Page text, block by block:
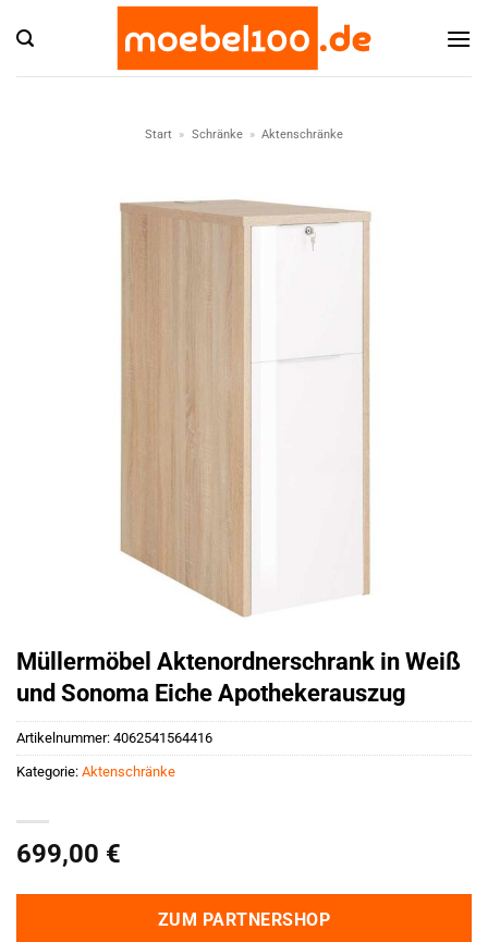
Inhalt
Start » Schränke » Aktenschränke
Müllermöbel Aktenordnerschrank in Weiß
und Sonoma Eiche Apothekerauszug
699,00 €
ZUM PARTNERSHOP
Artikelnummer: 4062541564416
Kategorie: Aktenschränke